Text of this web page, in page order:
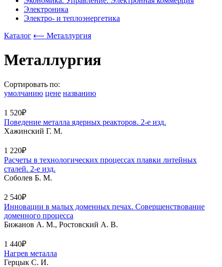
Электроника
Электро- и теплоэнергетика
Каталог ⟵ Металлургия
Металлургия
Сортировать по:
умолчанию цене названию
1 520₽
Поведение металла ядерных реакторов. 2-е изд.
Хажинский Г. М.
1 220₽
Расчеты в технологических процессах плавки литейных
сталей. 2-е изд.
Соболев Б. М.
2 540₽
Инновации в малых доменных печах. Совершенствование
доменного процесса
Бижанов А. М., Ростовский А. В.
1 440₽
Нагрев металла
Герцык С. И.